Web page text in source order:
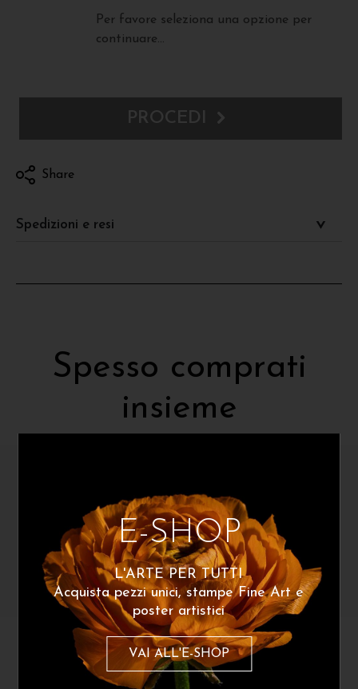
Per favore seleziona una opzione per
continuare...
PROCEDI
Share
Spedizioni e resi
Spesso comprati
insieme
Icaro
Botales 2 – Nero
Icaro
Botales 7 – Nero
E-SHOP
L'ARTE PER TUTTI
Acquista pezzi unici, stampe Fine Art e
poster artistici
VAI ALL'E-SHOP